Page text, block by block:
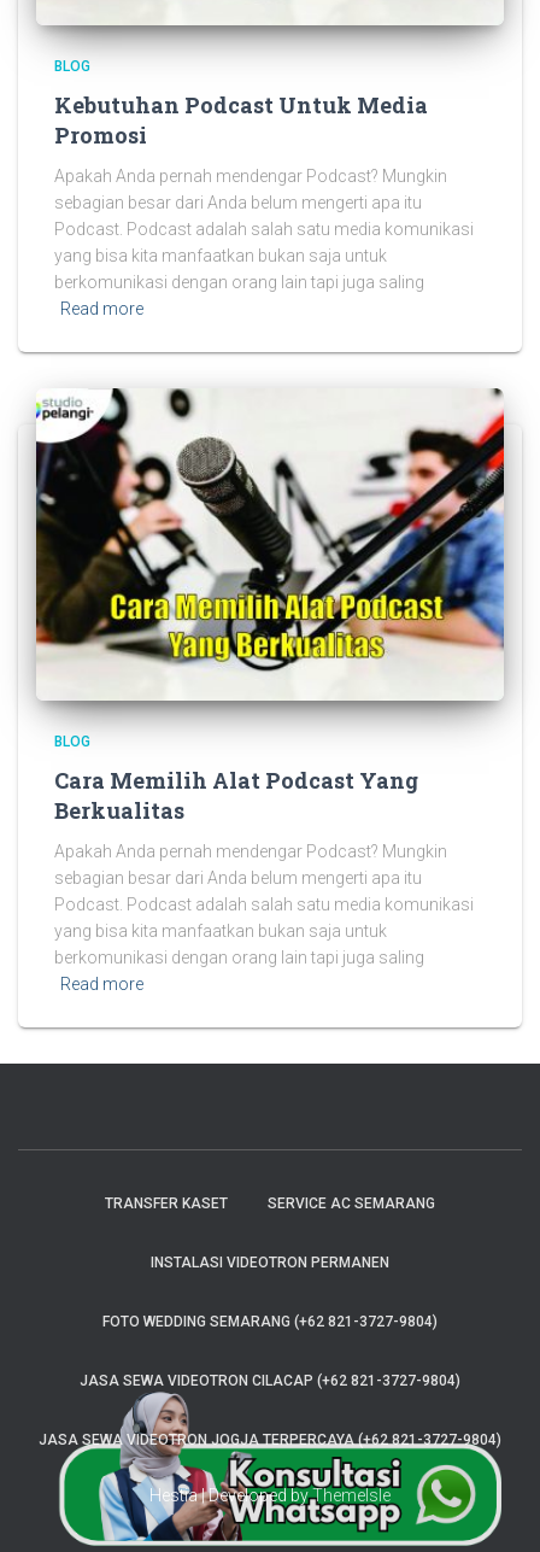
BLOG
Kebutuhan Podcast Untuk Media
Promosi
Apakah Anda pernah mendengar Podcast? Mungkin
sebagian besar dari Anda belum mengerti apa itu
Podcast. Podcast adalah salah satu media komunikasi
yang bisa kita manfaatkan bukan saja untuk
berkomunikasi dengan orang lain tapi juga saling
Read more
BLOG
Cara Memilih Alat Podcast Yang
Berkualitas
Apakah Anda pernah mendengar Podcast? Mungkin
sebagian besar dari Anda belum mengerti apa itu
Podcast. Podcast adalah salah satu media komunikasi
yang bisa kita manfaatkan bukan saja untuk
berkomunikasi dengan orang lain tapi juga saling
Read more
TRANSFER KASET SERVICE AC SEMARANG
INSTALASI VIDEOTRON PERMANEN
FOTO WEDDING SEMARANG (+62 821-3727-9804)
JASA SEWA VIDEOTRON CILACAP (+62 821-3727-9804)
JASA SEWA VIDEOTRON JOGJA TERPERCAYA (+62 821-3727-9804)
Hestia | Developed byThemeIsle